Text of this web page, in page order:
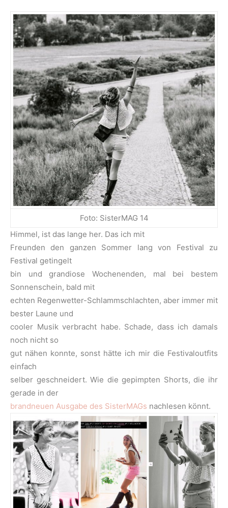
Foto: SisterMAG 14
Himmel, ist das lange her. Das ich mit
Freunden den ganzen Sommer lang von Festival zu
Festival getingelt
bin und grandiose Wochenenden, mal bei bestem
Sonnenschein, bald mit
echten Regenwetter-Schlammschlachten, aber immer mit
bester Laune und
cooler Musik verbracht habe. Schade, dass ich damals
noch nicht so
gut nähen konnte, sonst hätte ich mir die Festivaloutfits
einfach
selber geschneidert. Wie die gepimpten Shorts, die ihr
gerade in der
brandneuen Ausgabe des SisterMAGs nachlesen könnt.